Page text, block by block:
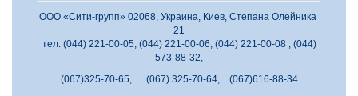
ООО «Сити-групп» 02068, Украина, Киев, Степана Олейника
21
тел. (044) 221-00-05, (044) 221-00-06, (044) 221-00-08 , (044)
573-88-32,
(067)325-70-65, (067) 325-70-64, (067)616-88-34